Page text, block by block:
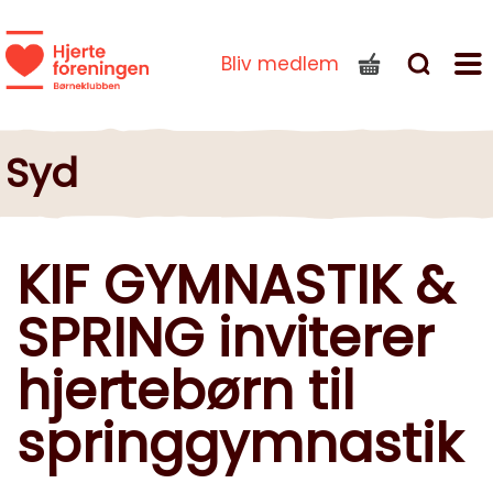
Bliv medlem
Syd
KIF GYMNASTIK &
SPRING inviterer
hjertebørn til
springgymnastik